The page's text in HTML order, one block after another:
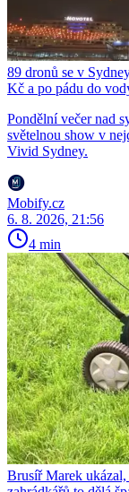
89 dronů se v
Kč a po pádu do
Pondělní večer nad
světelnou show v
Vivid Sydney.
Mobify.cz
6. 8. 2026, 21:56
4 min
Brusíř Marek